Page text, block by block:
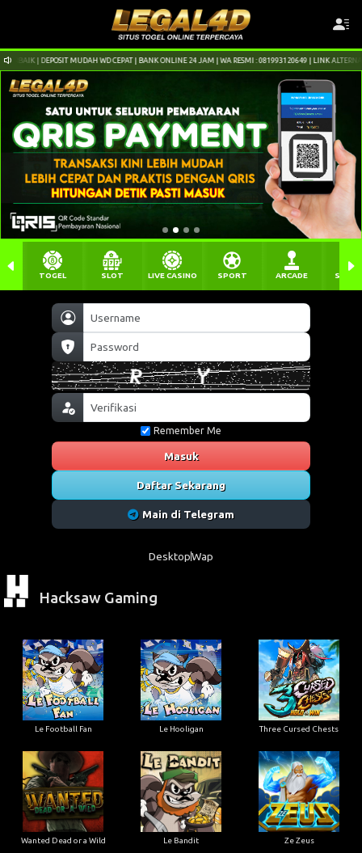
CEPAT | BANK ONLINE 24 JAM | WA RESMI : 081993120649 | LINK ALTERNATIF : legal4d2.xyz
Remember Me
Masuk
Daftar Sekarang
Main di Telegram
TOGEL SLOT LIVE CASINO SPORT ARCADE
DesktopWap
Hacksaw Gaming
Le Football Fan Le Hooligan Three Cursed Chests
Wanted Dead or a Wild Le Bandit Ze Zeus